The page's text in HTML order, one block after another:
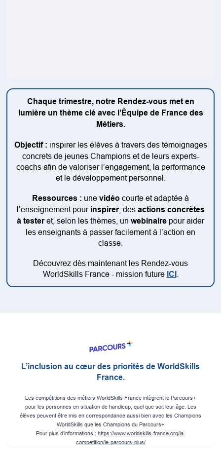
Chaque trimestre, notre Rendez-vous met en
lumière un thème clé avec l’Équipe de France des
Métiers.
Objectif : inspirer les élèves à travers des témoignages
concrets de jeunes Champions et de leurs experts-
coachs afin de valoriser l’engagement, la performance
et le développement personnel.
Ressources : une vidéo courte et adaptée à
l’enseignement pour inspirer, des actions concrètes
à testeret, selon les thèmes, un webinaire pour aider
les enseignants à passer facilement à l’action en
classe.
Découvrez dès maintenant les Rendez-vous
WorldSkills France - mission future ICI
L’inclusion au cœur des priorités de WorldSkills
France.
Les compétitions des métiers WorldSkills France intègrent le Parcours+
pour les personnes en situation de handicap, quel que soit leur âge. Les
élèves peuvent être mis en correspondance aussi bien avec les Champions
WorldSkills que les Champions du Parcours+
Pour plus d’informations : https://www.worldskills-france.org/la-
competition/le-parcours-plus/